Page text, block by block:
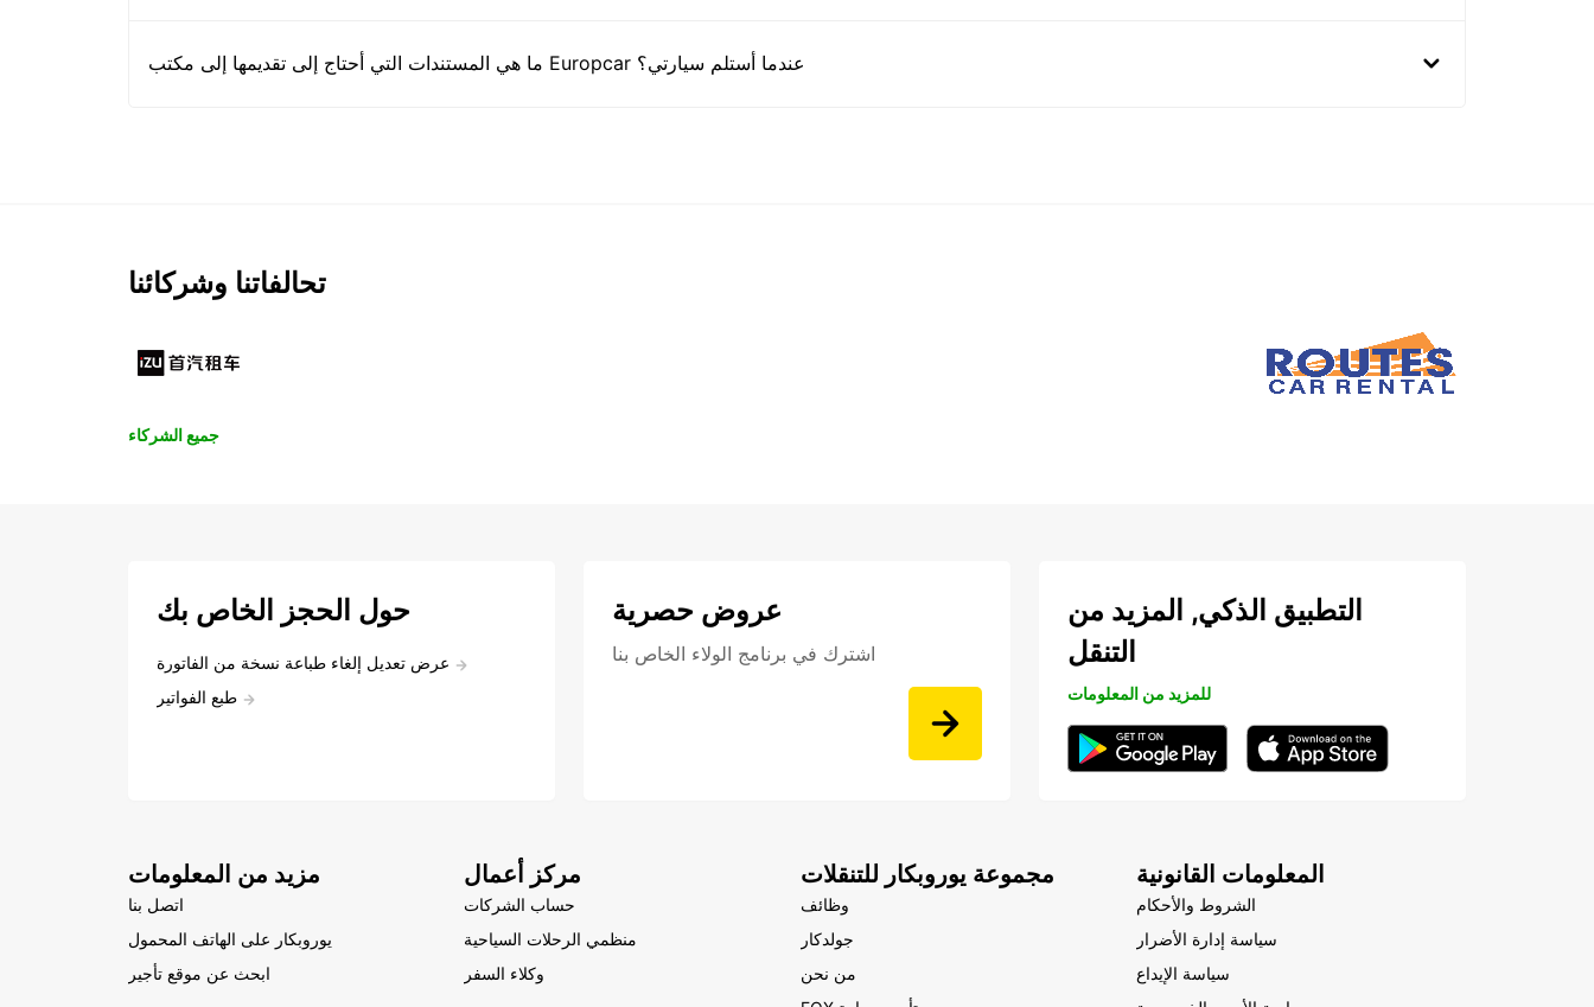
ما هي المستندات التي أحتاج إلى تقديمها إلى مكتب Europcar عندما أستلم سيارتي؟
تحالفاتنا وشركائنا
جميع الشركاء
حول الحجز الخاص بك
عرض تعديل إلغاء طباعة نسخة من الفاتورة
طبع الفواتير
عروض حصرية
اشترك في برنامج الولاء الخاص بنا
التطبيق الذكي, المزيد من
التنقل
للمزيد من المعلومات
مزيد من المعلومات
اتصل بنا
يوروبكار على الهاتف المحمول
ابحث عن موقع تأجير
مركز أعمال
حساب الشركات
منظمي الرحلات السياحية
وكلاء السفر
مجموعة يوروبكار للتنقلات
وظائف
جولدكار
من نحن
المعلومات القانونية
الشروط والأحكام
سياسة إدارة الأضرار
سياسة الإيداع